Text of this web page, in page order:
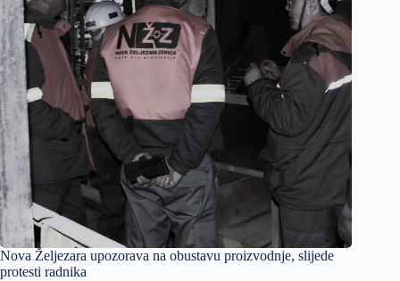
Nova Željezara upozorava na obustavu proizvodnje, slijede
protesti radnika